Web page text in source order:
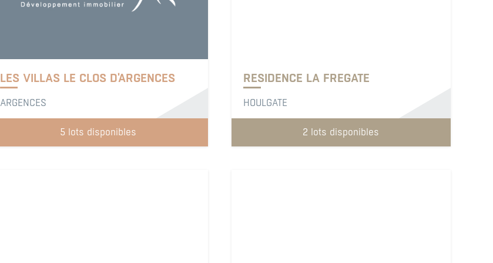
LES VILLAS LE CLOS D'ARGENCES
ARGENCES
5 lots disponibles
RESIDENCE LA FREGATE
HOULGATE
2 lots disponibles